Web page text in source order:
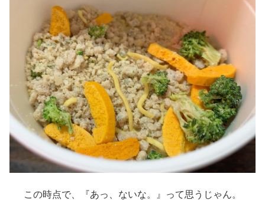
この時点で、『あっ、ないな。』って思うじゃん。